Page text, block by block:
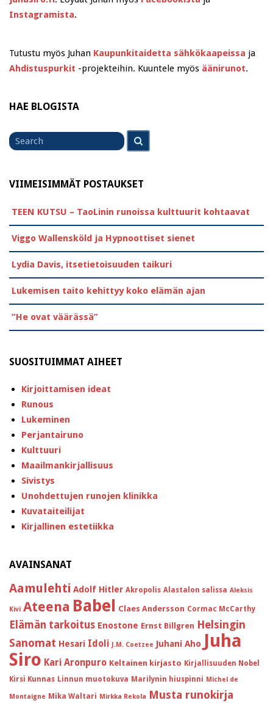
Instagramista.
Tutustu myös Juhan Kaupunkitaidetta sähkökaapeissa ja
Ahdistuspurkit -projekteihin. Kuuntele myös äänirunot.
HAE BLOGISTA
Search
for
VIIMEISIMMÄT POSTAUKSET
TEEN KUTSU – TaoLinin runoissa kulttuurit kohtaavat
Viggo Wallensköld ja Hypnoottiset sienet
Lydia Davis, itsetietoisuuden taikuri
Lukemisen taito kehittyy koko elämän ajan
”He ovat väärässä”
SUOSITUIMMAT AIHEET
Kirjoittamisen ideat
Runous
Lukeminen
Perjantairuno
Kulttuuri
Maailmankirjallisuus
Sivistys
Unohdettujen runojen klinikka
Kuvataiteilijat
Kirjallinen estetiikka
AVAINSANAT
Aamulehti Adolf Hitler Akropolis Alastalon salissa Aleksis
Kivi Ateena Babel Claes Andersson Cormac McCarthy
Elämän tarkoitus Enostone Ernst Billgren Helsingin
Sanomat Hesari Idoli J.M. Coetzee Juhani Aho Juha
Siro Kari Aronpuro Keltainen kirjasto Kirjallisuuden Nobel
Kirsi Kunnas Linnun muotokuva Marilynin hiuspinni Michel de
Montaigne Mika Waltari Mirkka Rekola Musta runokirja